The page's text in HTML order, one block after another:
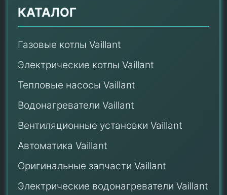
КАТАЛОГ
Газовые котлы Vaillant
Электрические котлы Vaillant
Тепловые насосы Vaillant
Водонагреватели Vaillant
Вентиляционные установки Vaillant
Автоматика Vaillant
Оригинальные запчасти Vaillant
Электрические водонагреватели Vaillant